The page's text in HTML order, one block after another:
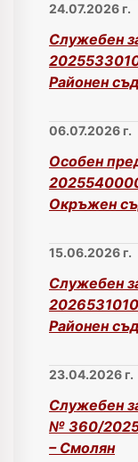
24.07.2026 г.
Служебен
Районен
06.07.2026 г.
Особен
Окръжен
15.06.2026 г.
Служебен
Районен
23.04.2026 г.
Служебен
№ 360/2025
– Смолян